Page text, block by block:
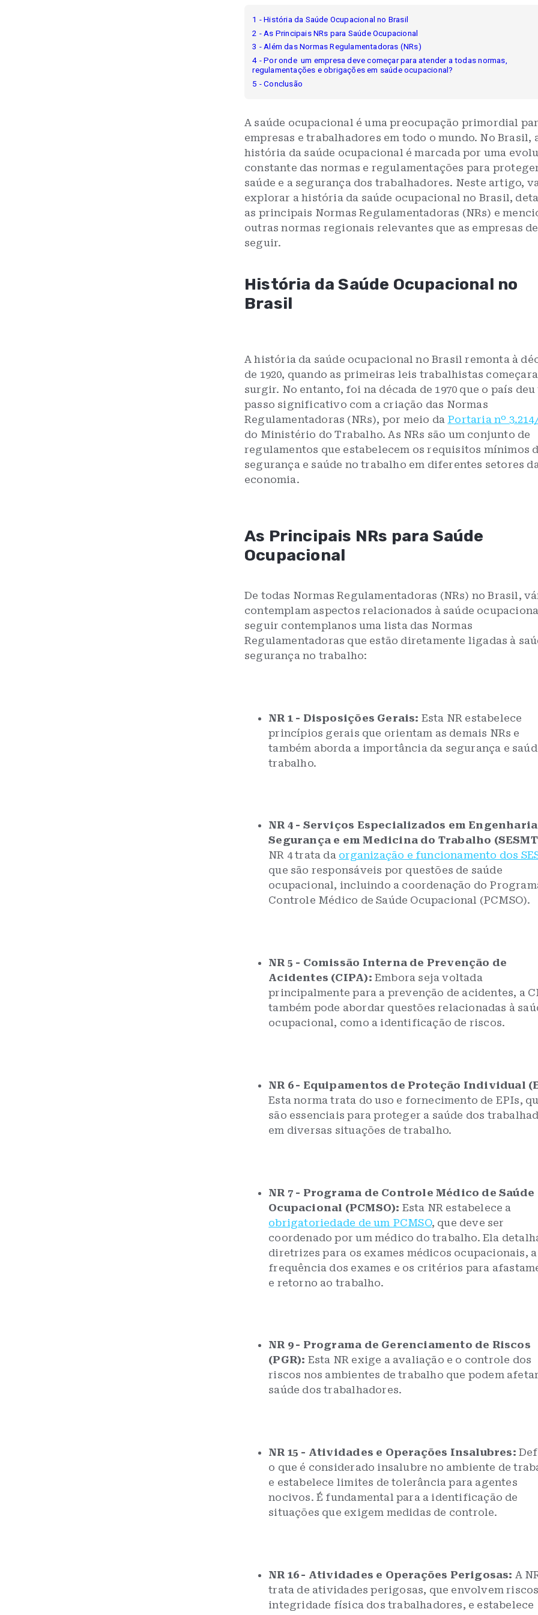
1 - História da Saúde Ocupacional no Brasil
2 - As Principais NRs para Saúde Ocupacional
3 - Além das Normas Regulamentadoras (NRs)
4 - Por onde um empresa deve começar para atender a todas normas,
regulamentações e obrigações em saúde ocupacional?
5 - Conclusão
A saúde ocupacional é uma preocupação primordial
empresas e trabalhadores em todo o mundo. No Brasil,
história da saúde ocupacional é marcada por uma
constante das normas e regulamentações para
saúde e a segurança dos trabalhadores. Neste artigo,
explorar a história da saúde ocupacional no Brasil,
as principais Normas Regulamentadoras (NRs) e
outras normas regionais relevantes que as empresas
seguir.
História da Saúde Ocupacional no
Brasil
A história da saúde ocupacional no Brasil remonta à
de 1920, quando as primeiras leis trabalhistas
surgir. No entanto, foi na década de 1970 que o país deu
passo significativo com a criação das Normas
Regulamentadoras (NRs), por meio da Portaria nº
do Ministério do Trabalho. As NRs são um conjunto de
regulamentos que estabelecem os requisitos mínimos
segurança e saúde no trabalho em diferentes setores
economia.
As Principais NRs para Saúde
Ocupacional
De todas Normas Regulamentadoras (NRs) no Brasil,
contemplam aspectos relacionados à saúde
seguir contemplanos uma lista das Normas
Regulamentadoras que estão diretamente ligadas à
segurança no trabalho:
NR 1 - Disposições Gerais: Esta NR estabelece
princípios gerais que orientam as demais NRs e
também aborda a importância da segurança e
trabalho.
NR 4 - Serviços Especializados em
Segurança e em Medicina do Trabalho
NR 4 trata da organização e funcionamento dos
que são responsáveis por questões de saúde
ocupacional, incluindo a coordenação do
Controle Médico de Saúde Ocupacional (PCMSO).
NR 5 - Comissão Interna de Prevenção de
Acidentes (CIPA): Embora seja voltada
principalmente para a prevenção de acidentes, a
também pode abordar questões relacionadas à
ocupacional, como a identificação de riscos.
NR 6 - Equipamentos de Proteção Individual
Esta norma trata do uso e fornecimento de EPIs,
são essenciais para proteger a saúde dos
em diversas situações de trabalho.
NR 7 - Programa de Controle Médico de Saúde
Ocupacional (PCMSO): Esta NR estabelece a
obrigatoriedade de um PCMSO, que deve ser
coordenado por um médico do trabalho. Ela
diretrizes para os exames médicos ocupacionais, a
frequência dos exames e os critérios para
e retorno ao trabalho.
NR 9 - Programa de Gerenciamento de Riscos
(PGR): Esta NR exige a avaliação e o controle dos
riscos nos ambientes de trabalho que podem
saúde dos trabalhadores.
NR 15 - Atividades e Operações Insalubres:
o que é considerado insalubre no ambiente de
e estabelece limites de tolerância para agentes
nocivos. É fundamental para a identificação de
situações que exigem medidas de controle.
NR 16 - Atividades e Operações Perigosas: A
trata de atividades perigosas, que envolvem
integridade física dos trabalhadores, e estabelece